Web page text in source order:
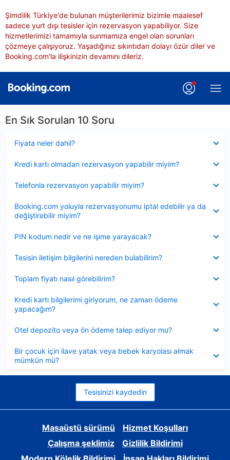
Şimdilik Türkiye'de bulunan müşterilerimiz bizimle maalesef
sadece yurt dışı tesisler için rezervasyon yapabiliyor. Size
hizmetlerimizi tamamıyla sunmamıza engel olan sorunları
çözmeye çalışıyoruz. Yaşadığınız sıkıntıdan dolayı özür diler ve
Booking.com'la ilişkinizin devamını dileriz.
En Sık Sorulan 10 Soru
Fiyata neler dahil?
Kredi kartı olmadan rezervasyon yapabilir miyim?
Telefonla rezervasyon yapabilir miyim?
Booking.com yoluyla rezervasyonumu iptal edebilir ya da
değiştirebilir miyim?
PIN kodum nedir ve ne işime yarayacak?
Tesisin iletişim bilgilerini nereden bulabilirim?
Toplam fiyatı nasıl görebilirim?
Kredi kartı bilgilerimi giriyorum, ne zaman ödeme
yapacağım?
Otel depozito veya ön ödeme talep ediyor mu?
Bir çocuk için ilave yatak veya bebek karyolası almak
mümkün mü?
Tesisinizi kaydedin
Masaüstü sürümü
Hizmet Koşulları
Çalışma şeklimiz
Gizlilik Bildirimi